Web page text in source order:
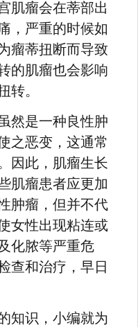
肌瘤会在蒂部出
，严重的时候如
瘤蒂扭断而导致
的肌瘤也会影响
转。
然是一种良性肿
之恶变，这通常
因此，肌瘤生长
肌瘤患者应更加
肿瘤，但并不代
女性出现粘连或
化脓等严重危
查和治疗，早日
知识，小编就为